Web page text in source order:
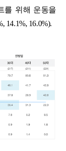
를 위해 운동을
14.1%, 16.0%).